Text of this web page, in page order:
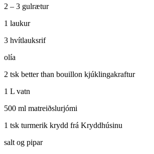
2 – 3 gulrætur
1 laukur
3 hvítlauksrif
olía
2 tsk better than bouillon kjúklingakraftur
1 L vatn
500 ml matreiðslurjómi
1 tsk turmerik krydd frá Kryddhúsinu
salt og pipar